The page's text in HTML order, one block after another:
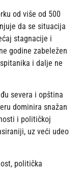
od više od 500
da se situacija
stagnacije i
godine zabeležen
i dalje ne
severa i opština
dominira snažan
i političkoj
uz veći udeo
politička